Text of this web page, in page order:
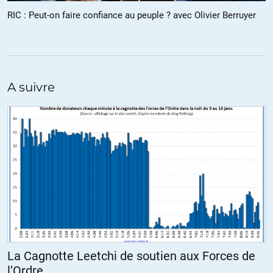
(Il n’y a que la pietaille chez nos adversaires qui pensent qu’on
fera des rics sur des betises. En haut en face, ils savent).
+6 ALERTER
j’ai signée la pétition ! c’est un bon sujet pour le RIC
+4 ALERTER
RIC : Peut-on faire confiance au peuple ? avec Olivier Berruyer
A suivre
La Cagnotte Leetchi de soutien aux Forces de